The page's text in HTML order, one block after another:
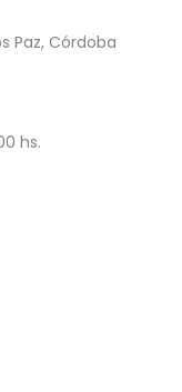
Paz, Córdoba
hs.